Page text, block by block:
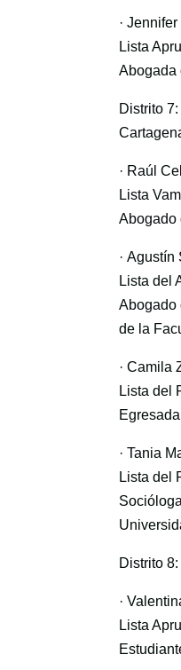
·
Lista
Abogada
Distrito
· Raúl
Lista
Abogado
· Agustín
Lista del
Abogado
de la
· Camila
Lista del
· Tania
Lista del
Distrito
·
Lista